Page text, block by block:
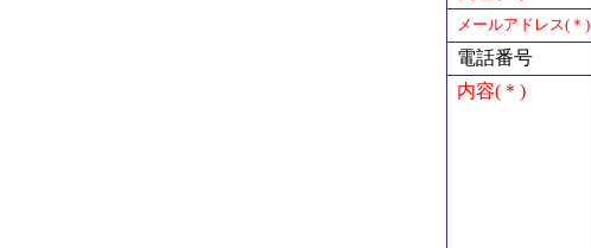
メールアドレス(＊)
電話番号
内容(＊)